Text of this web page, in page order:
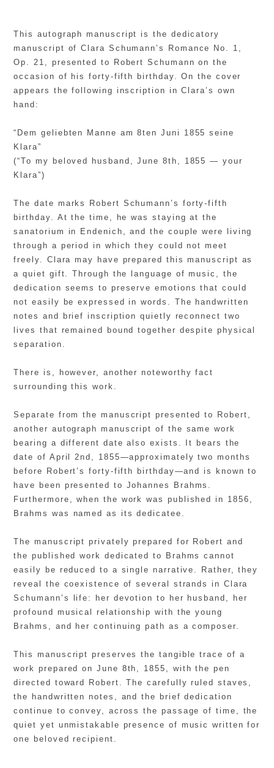
This autograph manuscript is the dedicatory
manuscript of Clara Schumann’s Romance No. 1,
Op. 21, presented to Robert Schumann on the
occasion of his forty-fifth birthday. On the cover
appears the following inscription in Clara’s own
hand:
“Dem geliebten Manne am 8ten Juni 1855 seine
Klara”
(“To my beloved husband, June 8th, 1855 — your
Klara”)
The date marks Robert Schumann’s forty-fifth
birthday. At the time, he was staying at the
sanatorium in Endenich, and the couple were living
through a period in which they could not meet
freely. Clara may have prepared this manuscript as
a quiet gift. Through the language of music, the
dedication seems to preserve emotions that could
not easily be expressed in words. The handwritten
notes and brief inscription quietly reconnect two
lives that remained bound together despite physical
separation.
There is, however, another noteworthy fact
surrounding this work.
Separate from the manuscript presented to Robert,
another autograph manuscript of the same work
bearing a different date also exists. It bears the
date of April 2nd, 1855—approximately two months
before Robert’s forty-fifth birthday—and is known to
have been presented to Johannes Brahms.
Furthermore, when the work was published in 1856,
Brahms was named as its dedicatee.
The manuscript privately prepared for Robert and
the published work dedicated to Brahms cannot
easily be reduced to a single narrative. Rather, they
reveal the coexistence of several strands in Clara
Schumann’s life: her devotion to her husband, her
profound musical relationship with the young
Brahms, and her continuing path as a composer.
This manuscript preserves the tangible trace of a
work prepared on June 8th, 1855, with the pen
directed toward Robert. The carefully ruled staves,
the handwritten notes, and the brief dedication
continue to convey, across the passage of time, the
quiet yet unmistakable presence of music written for
one beloved recipient.